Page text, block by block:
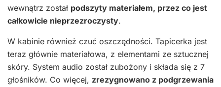
wewnątrz został podszyty materiałem, przez co jest
całkowicie nieprzezroczysty.
W kabinie również czuć oszczędności. Tapicerka jest
teraz głównie materiałowa, z elementami ze sztucznej
skóry. System audio został zubożony i składa się z 7
głośników. Co więcej, zrezygnowano z podgrzewania